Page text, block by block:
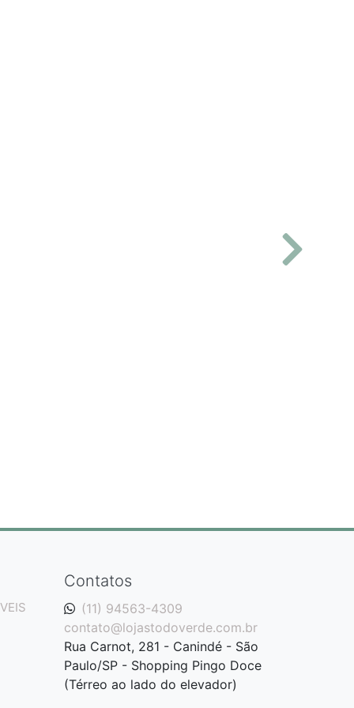
Contatos
(11) 94563-4309
contato@lojastodoverde.com.br
Rua Carnot, 281 - Canindé - São
Paulo/SP - Shopping Pingo Doce
(Térreo ao lado do elevador)